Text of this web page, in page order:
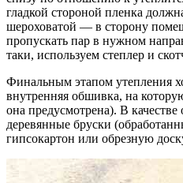
гладкой стороной пленка
шероховатой — в сторону
пропускать пар в нужном
таки, используем степлер и
Финальным этапом утепления
внутренняя обшивка, на
она предусмотрена). В
деревянные бруски
гипсокартон или обрезную